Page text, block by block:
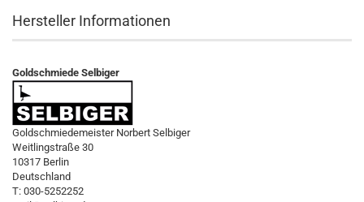
Hersteller Informationen
Goldschmiede Selbiger
Goldschmiedemeister Norbert Selbiger
Weitlingstraße 30
10317 Berlin
Deutschland
T: 030-5252252